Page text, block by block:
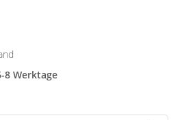
8 Werktage